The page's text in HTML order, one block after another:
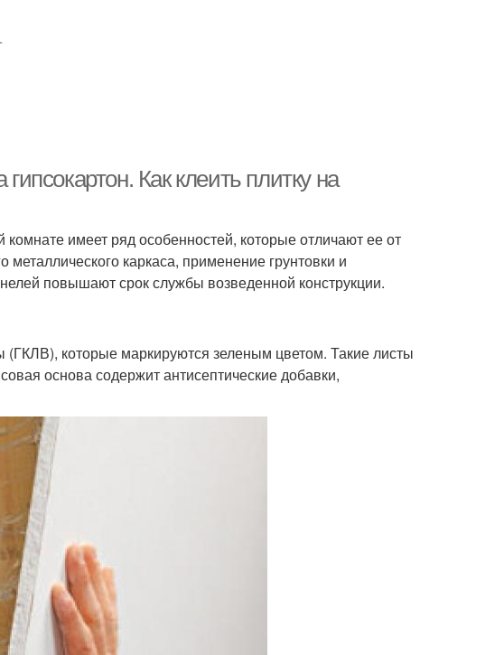
Как клеить плитку на
комнате имеет ряд особенностей, которые отличают ее от
каркаса, применение грунтовки и
повышают срок службы возведенной конструкции.
(ГКЛВ), которые маркируются зеленым цветом. Такие листы
основа содержит антисептические добавки,